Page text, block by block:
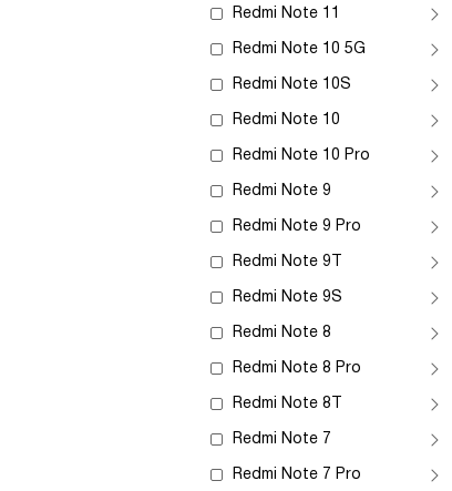
Redmi Note 11
Redmi Note 10 5G
Redmi Note 10S
Redmi Note 10
Redmi Note 10 Pro
Redmi Note 9
Redmi Note 9 Pro
Redmi Note 9T
Redmi Note 9S
Redmi Note 8
Redmi Note 8 Pro
Redmi Note 8T
Redmi Note 7
Redmi Note 7 Pro